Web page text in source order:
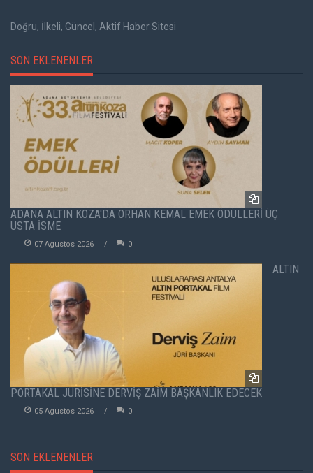
Doğru, İlkeli, Güncel, Aktif Haber Sitesi
SON EKLENENLER
ADANA ALTIN KOZA'DA ORHAN KEMAL EMEK ÖDÜLLERİ ÜÇ
USTA İSME
07 Agustos 2026 0
ALTIN
PORTAKAL JÜRİSİNE DERVİŞ ZAİM BAŞKANLIK EDECEK
05 Agustos 2026 0
SON EKLENENLER